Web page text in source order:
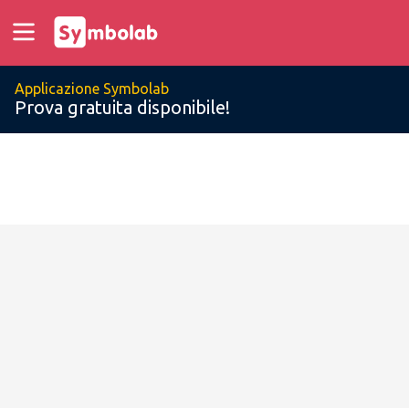
Applicazione Symbolab
Prova gratuita disponibile!